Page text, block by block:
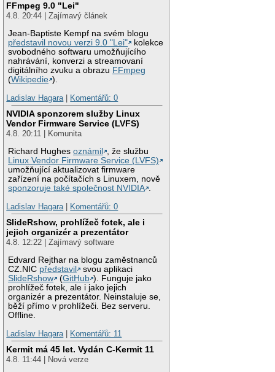
FFmpeg 9.0 "Lei"
4.8. 20:44 | Zajímavý článek
Jean-Baptiste Kempf na svém blogu
představil novou verzi 9.0 "Lei"
kolekce
svobodného softwaru umožňujícího
nahrávání, konverzi a streamovaní
digitálního zvuku a obrazu FFmpeg
(Wikipedie ).
Ladislav Hagara
Komentářů: 0
NVIDIA sponzorem služby Linux
Vendor Firmware Service (LVFS)
4.8. 20:11 | Komunita
Richard Hughesoznámil
, že službu
Linux Vendor Firmware Service (LVFS)
umožňující aktualizovat firmware
zařízení na počítačích s Linuxem, nově
sponzoruje také společnost NVIDIA .
Ladislav Hagara | Komentářů: 0
SlideRshow, prohlížeč fotek, ale i
jejich organizér a prezentátor
4.8. 12:22 | Zajímavý software
Edvard Rejthar na blogu zaměstnanců
CZ.NIC představil
svou aplikaci
SlideRshow
(GitHub ). Funguje jako
prohlížeč fotek, ale i jako jejich
organizér a prezentátor. Neinstaluje se,
běží přímo v prohlížeči. Bez serveru.
Offline.
Ladislav Hagara | Komentářů: 11
Kermit má 45 let. Vydán C-Kermit 11
4.8. 11:44 | Nová verze